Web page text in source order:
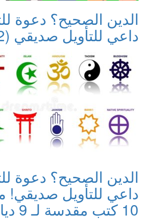
الدين الصحيح؟ دعوة
داعي للتأويل صديقي (1/2)
الدين الصحيح؟ دعوة
داعي للتأويل
10 كتب مقدسة لـ 9 ديانات (2/2)